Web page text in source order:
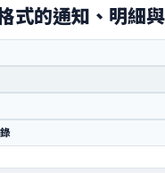
式的通知、明細